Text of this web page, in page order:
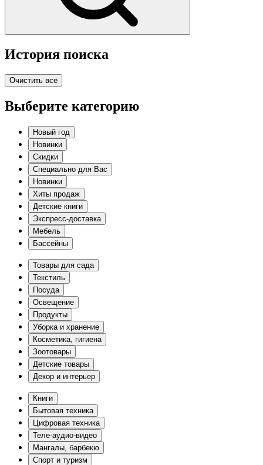
История поиска
Очистить все
Выберите категорию
Новый год
Новинки
Скидки
Специально для Вас
Новинки
Хиты продаж
Детские книги
Экспресс-доставка
Мебель
Бассейны
Товары для сада
Текстиль
Посуда
Освещение
Продукты
Уборка и хранение
Косметика, гигиена
Зоотовары
Детские товары
Декор и интерьер
Книги
Бытовая техника
Цифровая техника
Теле-аудио-видео
Мангалы, барбекю
Спорт и туризм